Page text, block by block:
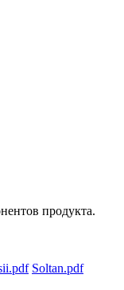
продукта.
Soltan.pdf